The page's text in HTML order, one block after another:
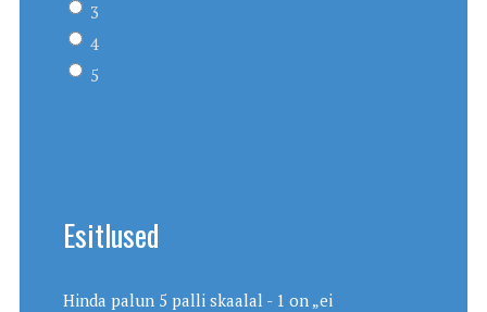
3
4
5
Esitlused
Hinda palun 5 palli skaalal - 1 on „ei